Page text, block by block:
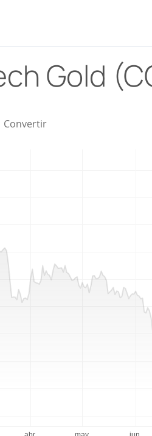
Gold
Convertir